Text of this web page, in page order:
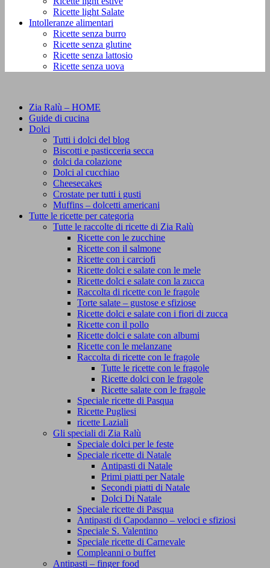
Ricette light Salate
Intolleranze alimentari
Ricette senza burro
Ricette senza glutine
Ricette senza lattosio
Ricette senza uova
Zia Ralù – HOME
Guide di cucina
Dolci
Tutti i dolci del blog
Biscotti e pasticceria secca
dolci da colazione
Dolci al cucchiao
Cheesecakes
Crostate per tutti i gusti
Muffins – dolcetti americani
Tutte le ricette per categoria
Tutte le raccolte di ricette di Zia Ralù
Ricette con le zucchine
Ricette con il salmone
Ricette con i carciofi
Ricette dolci e salate con le mele
Ricette dolci e salate con la zucca
Raccolta di ricette con le fragole
Torte salate – gustose e sfiziose
Ricette dolci e salate con i fiori di zucca
Ricette con il pollo
Ricette dolci e salate con albumi
Ricette con le melanzane
Raccolta di ricette con le fragole
Tutte le ricette con le fragole
Ricette dolci con le fragole
Ricette salate con le fragole
Speciale ricette di Pasqua
Ricette Pugliesi
ricette Laziali
Gli speciali di Zia Ralù
Speciale dolci per le feste
Speciale ricette di Natale
Antipasti di Natale
Primi piatti per Natale
Secondi piatti di Natale
Dolci Di Natale
Speciale ricette di Pasqua
Antipasti di Capodanno – veloci e sfiziosi
Speciale S. Valentino
Speciale ricette di Carnevale
Compleanni o buffet
Antipasti – finger food